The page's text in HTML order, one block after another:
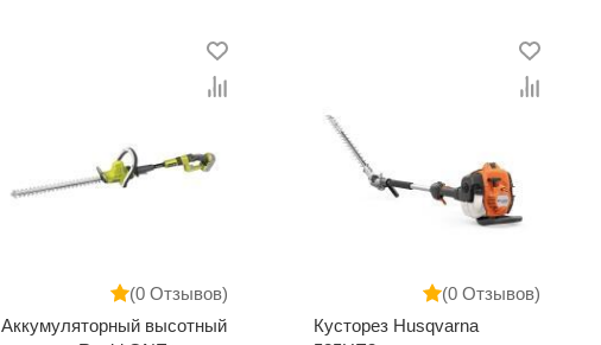
(0 Отзывов)
Аккумуляторный высотный
(0 Отзывов)
Кусторез Husqvarna